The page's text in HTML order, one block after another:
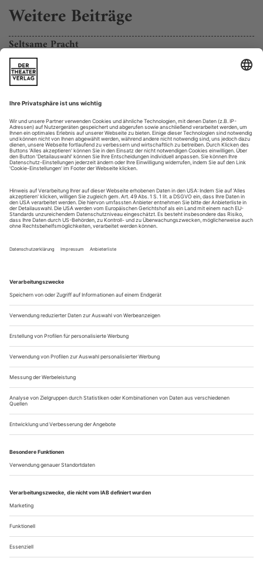
Weitere Beiträge
Seltsame Pracht
Mark Tanseys Gemälde überlisten zärtlich das selbstverständliche
Schauen
einleuchten, flüchtige Spontan-Wahrheiten, an die man sich
für immer erinnern möchte – und die man in der nächsten
Minute aber schon spurlos vergessen hat. Dann vergehen
Jahre, und plötzlich, im passendsten oder unpassendsten
Moment, erinnert man sich an den flüchtigen Rest eines vor
It’s a match!
Sibylle Berg «In den Gärten oder Lysistrata Teil 2»
In dem von Aristophanes 411 v. Chr. urauf­geführten Stück
starten die Frauen hinter der Frontlinie einen
Vergeltungsschlag auf Krieg und Patriarchat. Sie ziehen alle
Register weiblicher Ver­füh­rungs­kunst und quälen die Männer
durch Enthaltsamkeit – und...
Das Ende des Patriarchats!
Yael Ronen & Company «Rewitching Europe»
And this is where the script ends ...» bekennt Orit Nahmias,
das Bühnen-Alter-Ego von Yael Ronen, in deren letztem
Stück «Yes but No» etwa nach der Hälfte der Aufführung.
Das Publikum hat bis zu diesem Zeitpunkt eine hochaktuelle
Auseinandersetzung mit dem Sprechen über Sex, Macht und
Missbrauch im Verhältnis der Geschlechter nach #MeToo
erlebt. Es hat Ausbrüche...
Über uns Kontakt Kritikerumfrage Newsletter